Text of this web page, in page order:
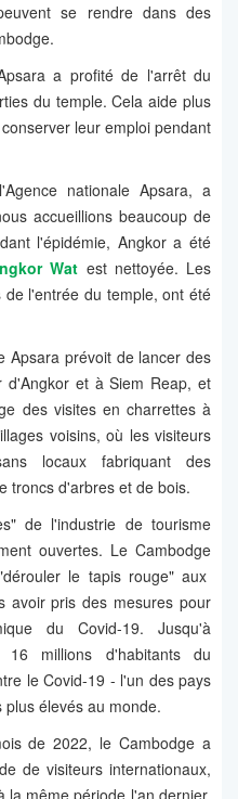
se rendre dans des
a profité de l'arrêt du
du temple. Cela aide plus
leur emploi pendant
nationale Apsara, a
accueillions beaucoup de
l'épidémie, Angkor a été
Wat est nettoyée. Les
l'entrée du temple, ont été
Apsara prévoit de lancer des
d'Angkor et à Siem Reap, et
des visites en charrettes à
voisins, où les visiteurs
locaux fabriquant des
troncs d'arbres et de bois.
de l'industrie de tourisme
ouvertes. Le Cambodge
le tapis rouge" aux
avoir pris des mesures pour
du Covid-19. Jusqu'à
millions d'habitants du
le Covid-19 - l'un des pays
élevés au monde.
de 2022, le Cambodge a
de visiteurs internationaux,